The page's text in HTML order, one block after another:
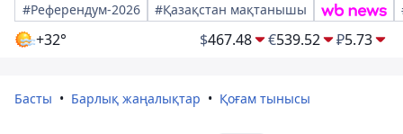
#Референдум-2026
#Қазақстан мақтанышы
+32° $467.48 €539.52 ₽5.73
Басты Барлық жаңалықтар Қоғам тынысы